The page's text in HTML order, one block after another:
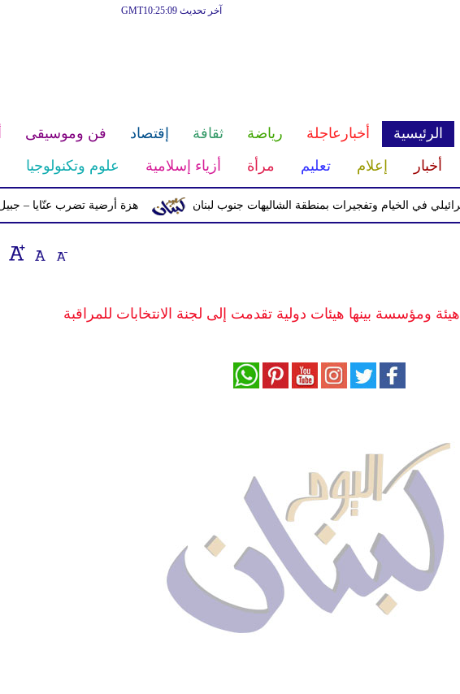
آخر تحديث GMT10:25:09
الرئيسية أخبارعاجلة رياضة ثقافة إقتصاد فن وموسيقى
أخبار
إعلام تعليم مرأة أزياء إسلامية علوم وتكنولوجيا
هزة أرضية تضرب عنّايا – جبيل بقوّة 2.8 درجات على مقياس ريختر الخيام وتفجيرات بمنطقة الشاليهات جنوب لبنان